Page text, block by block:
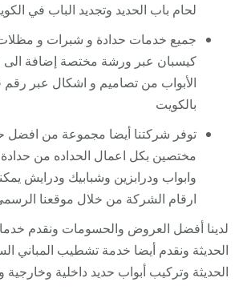
لحام باب الحديد وتجديد الباب في
جميع خدمات حدادة و شبرات و
كيسبان عبر ورشة مختصة إضافة الى
الأبواب من تصاميم و اشكال عبر رقم
بالكويت
توفر شركتنا أيضا مجموعة من افضل
مختصين بكل اعمال الحداده من
وابواب ودرابزين وشبابيك ودرايش
ارقام الشركة من خلال موقعنا
لدينا أفضل العروض والحسومات ونقدم
الحديثة ونقدم أيضا خدمة تشطيب المباني
الحديثة وتركيب أبواب حديد داخلية وخارجية